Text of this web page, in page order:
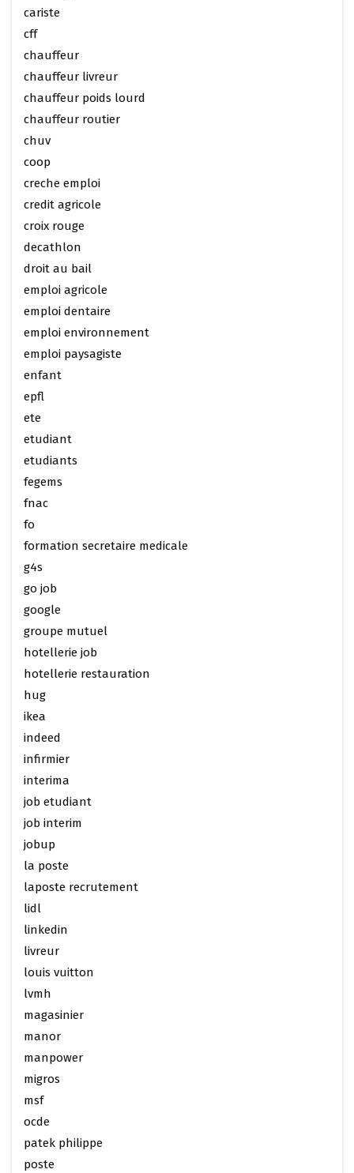
cariste
cff
chauffeur
chauffeur livreur
chauffeur poids lourd
chauffeur routier
chuv
coop
creche emploi
credit agricole
croix rouge
decathlon
droit au bail
emploi agricole
emploi dentaire
emploi environnement
emploi paysagiste
enfant
epfl
ete
etudiant
etudiants
fegems
fnac
fo
formation secretaire medicale
g4s
go job
google
groupe mutuel
hotellerie job
hotellerie restauration
hug
ikea
indeed
infirmier
interima
job etudiant
job interim
jobup
la poste
laposte recrutement
lidl
linkedin
livreur
louis vuitton
lvmh
magasinier
manor
manpower
migros
msf
ocde
patek philippe
poste